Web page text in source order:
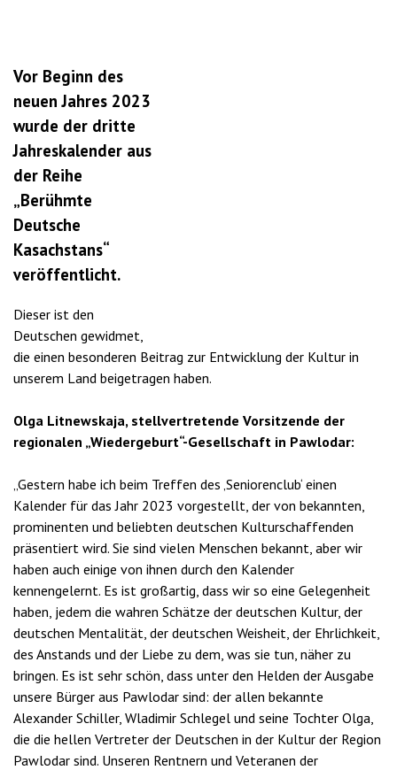
Vor Beginn des
neuen Jahres 2023
wurde der dritte
Jahreskalender aus
der Reihe
„Berühmte
Deutsche
Kasachstans“
veröffentlicht.
Dieser ist den
Deutschen gewidmet,
die einen besonderen Beitrag zur Entwicklung der Kultur in
unserem Land beigetragen haben.
Olga Litnewskaja, stellvertretende Vorsitzende der
regionalen „Wiedergeburt“-Gesellschaft in Pawlodar:
„Gestern habe ich beim Treffen des ‚Seniorenclub‘ einen
Kalender für das Jahr 2023 vorgestellt, der von bekannten,
prominenten und beliebten deutschen Kulturschaffenden
präsentiert wird. Sie sind vielen Menschen bekannt, aber wir
haben auch einige von ihnen durch den Kalender
kennengelernt. Es ist großartig, dass wir so eine Gelegenheit
haben, jedem die wahren Schätze der deutschen Kultur, der
deutschen Mentalität, der deutschen Weisheit, der Ehrlichkeit,
des Anstands und der Liebe zu dem, was sie tun, näher zu
bringen. Es ist sehr schön, dass unter den Helden der Ausgabe
unsere Bürger aus Pawlodar sind: der allen bekannte
Alexander Schiller, Wladimir Schlegel und seine Tochter Olga,
die die hellen Vertreter der Deutschen in der Kultur der Region
Pawlodar sind. Unseren Rentnern und Veteranen der